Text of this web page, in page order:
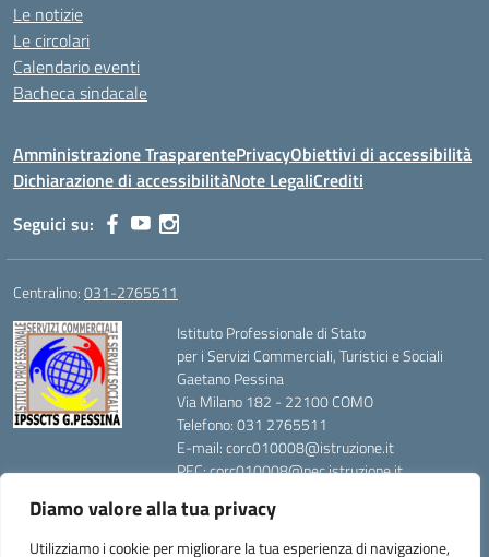
Diamo valore alla tua privacy
Utilizziamo i cookie per migliorare la tua esperienza di navigazione,
Le notizie
Le circolari
Calendario eventi
Bacheca sindacale
Amministrazione TrasparentePrivacyObiettivi di accessibilità
Dichiarazione di accessibilitàNote LegaliCrediti
Seguici su:
Centralino:031-2765511
Istituto Professionale di Stato
per i Servizi Commerciali, Turistici e Sociali
Gaetano Pessina
Via Milano 182 - 22100 COMO
Telefono: 031 2765511
E-mail: corc010008@istruzione.it
PEC: corc010008@pec.istruzione.it
Codice Fiscale: 80014420139